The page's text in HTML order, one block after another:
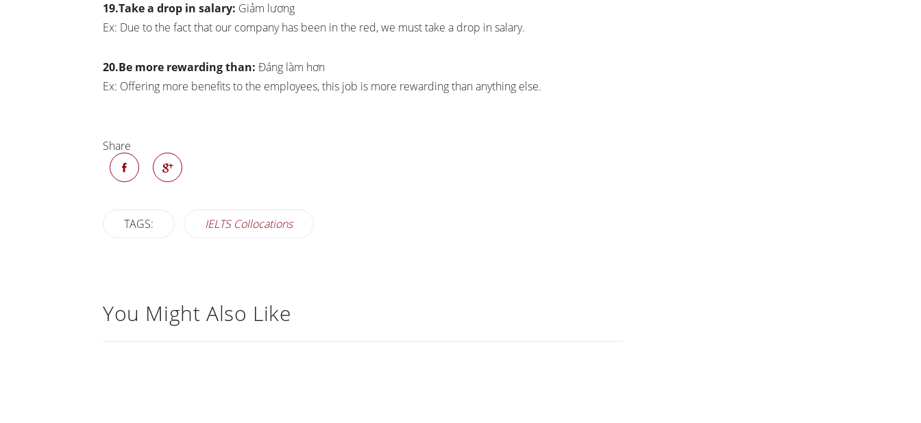
19.Take a drop in salary: Giảm lương
Ex: Due to the fact that our company has been in the red, we must take a drop in salary.
20.Be more rewarding than: Đáng làm hơn
Ex: Offering more benefits to the employees, this job is more rewarding than anything else.
Share
TAGS: IELTS Collocations
You Might Also Like